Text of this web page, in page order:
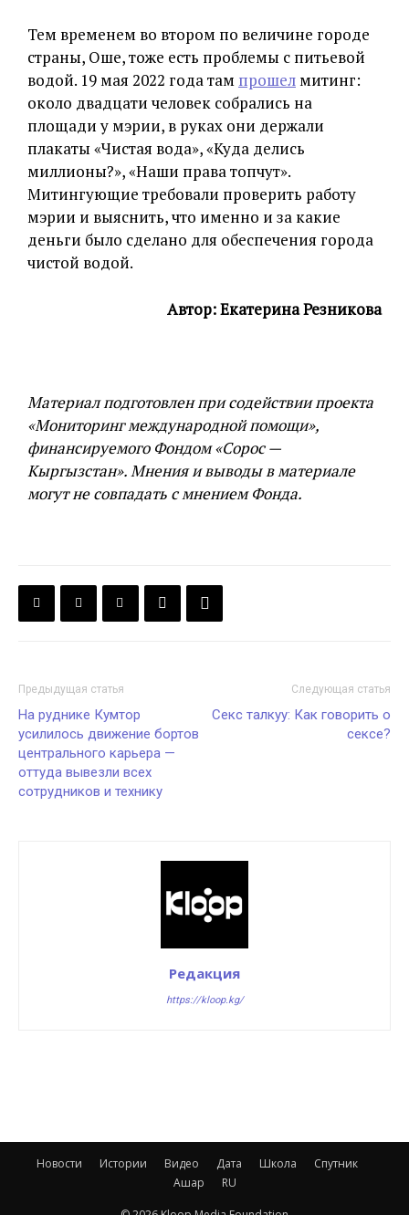
Тем временем во втором по величине городе
страны, Оше, тоже есть проблемы с питьевой
водой. 19 мая 2022 года там прошел митинг:
около двадцати человек собрались на
площади у мэрии, в руках они держали
плакаты «Чистая вода», «Куда делись
миллионы?», «Наши права топчут».
Митингующие требовали проверить работу
мэрии и выяснить, что именно и за какие
деньги было сделано для обеспечения города
чистой водой.
Автор: Екатерина Резникова
Материал подготовлен при содействии проекта
«Мониторинг международной помощи»,
финансируемого Фондом «Сорос —
Кыргызстан». Мнения и выводы в материале
могут не совпадать с мнением Фонда.
Предыдущая статья
На руднике Кумтор
усилилось движение бортов
центрального карьера —
оттуда вывезли всех
сотрудников и технику
Следующая статья
Секс талкуу: Как говорить о
сексе?
Редакция
https://kloop.kg/
Новости Истории Видео Дата Школа
Спутник
Ашар
RU